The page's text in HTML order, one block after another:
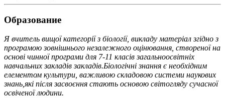
Образование
Я вчитель вищої категорії з біології, викладу матеріал згідно з
програмою зовнішнього незалежного оцінювання, створеної на
основі чинної програми для 7-11 класів загальноосвітніх
навчальних закладів закладів.Біологічні знання є необхідним
елементом культури, важливою складовою системи наукових
знань,які після засвоєння стають основою світогляду сучасної
освіченої людини.